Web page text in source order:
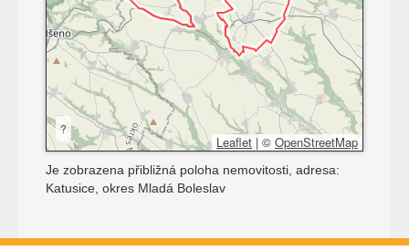
?
Leaflet | © OpenStreetMap
Je zobrazena přibližná poloha nemovitosti, adresa:
Katusice, okres Mladá Boleslav